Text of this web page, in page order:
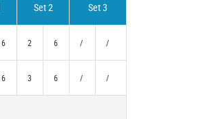
Set 2 Set 3
6 2 6 / /
6 3 6 / /